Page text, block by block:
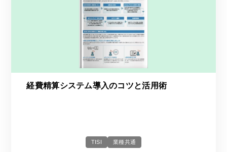
経費精算システム導入のコツと活用術
TISI 業種共通